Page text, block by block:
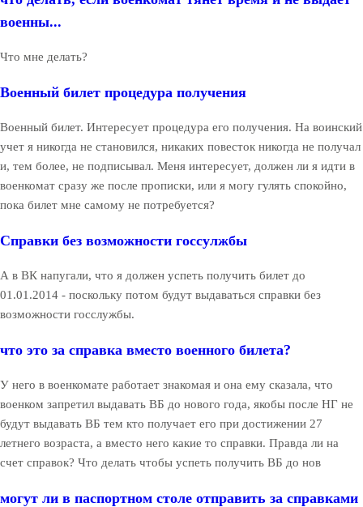
военны...
Что мне делать?
Военный билет процедура получения
Военный билет. Интересует процедура его получения. На воинский
учет я никогда не становился, никаких повесток никогда не получал
и, тем более, не подписывал. Меня интересует, должен ли я идти в
военкомат сразу же после прописки, или я могу гулять спокойно,
пока билет мне самому не потребуется?
Справки без возможности госсулжбы
А в ВК напугали, что я должен успеть получить билет до
01.01.2014 - поскольку потом будут выдаваться справки без
возможности госслужбы.
что это за справка вместо военного билета?
У него в военкомате работает знакомая и она ему сказала, что
военком запретил выдавать ВБ до нового года, якобы после НГ не
будут выдавать ВБ тем кто получает его при достижении 27
летнего возраста, а вместо него какие то справки. Правда ли на
счет справок? Что делать чтобы успеть получить ВБ до нов
могут ли в паспортном столе отправить за справками